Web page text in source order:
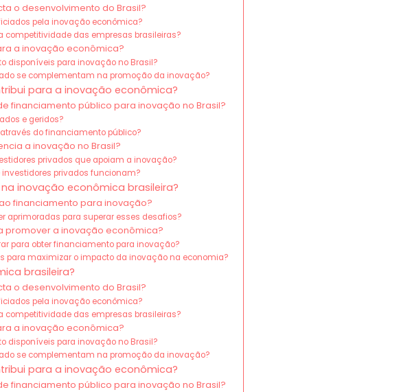
o desenvolvimento do Brasil?
pela inovação econômica?
competitividade das empresas brasileiras?
a inovação econômica?
disponíveis para inovação no Brasil?
se complementam na promoção da inovação?
para a inovação econômica?
financiamento público para inovação no Brasil?
e geridos?
do financiamento público?
a inovação no Brasil?
privados que apoiam a inovação?
privados funcionam?
inovação econômica brasileira?
financiamento para inovação?
aprimoradas para superar esses desafios?
promover a inovação econômica?
para obter financiamento para inovação?
para maximizar o impacto da inovação na economia?
brasileira?
o desenvolvimento do Brasil?
pela inovação econômica?
competitividade das empresas brasileiras?
a inovação econômica?
disponíveis para inovação no Brasil?
se complementam na promoção da inovação?
para a inovação econômica?
financiamento público para inovação no Brasil?